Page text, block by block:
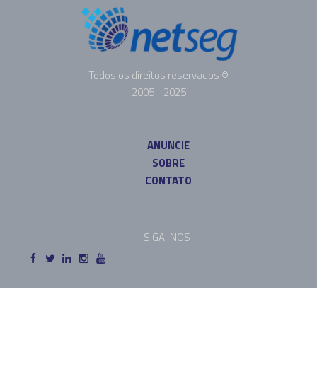
Todos os direitos reservados ©
2005 - 2025
ANUNCIE
SOBRE
CONTATO
SIGA-NOS